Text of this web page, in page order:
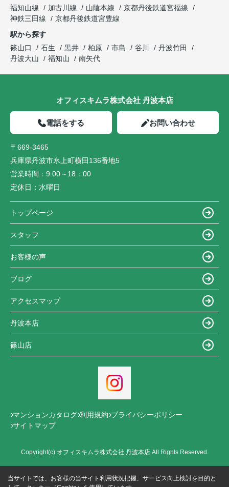
福知山線
加古川線 山陰本線
京都丹後鉄道宮福線
神鉄三田線
京都丹後鉄道宮豊線
駅から探す
篠山口
石生 黒井 柏原 市島 谷川
丹波竹田
丹波大山
福知山 南矢代
オフィスキムラ株式会社 丹波本店
電話をする お問い合わせ
〒669-3465
兵庫県丹波市氷上町横田136番地5
営業時間： 9:00～18：00
定休日： 水曜日
トップページ
スタッフ
お客様の声
ブログ
アクセスマップ
丹波本店
篠山店
マンションカタログ 利用規約 プライバシーポリシー
サイトマップ
Copyright(c) オフィスキムラ株式会社 丹波本店 All Rights Reserved.
当サイトでは、お客様の当サイト利用状況把握、サービス向上検討を目的と